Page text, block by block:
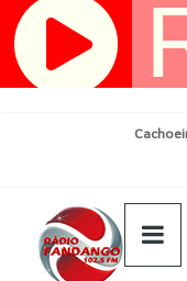
Pular
para